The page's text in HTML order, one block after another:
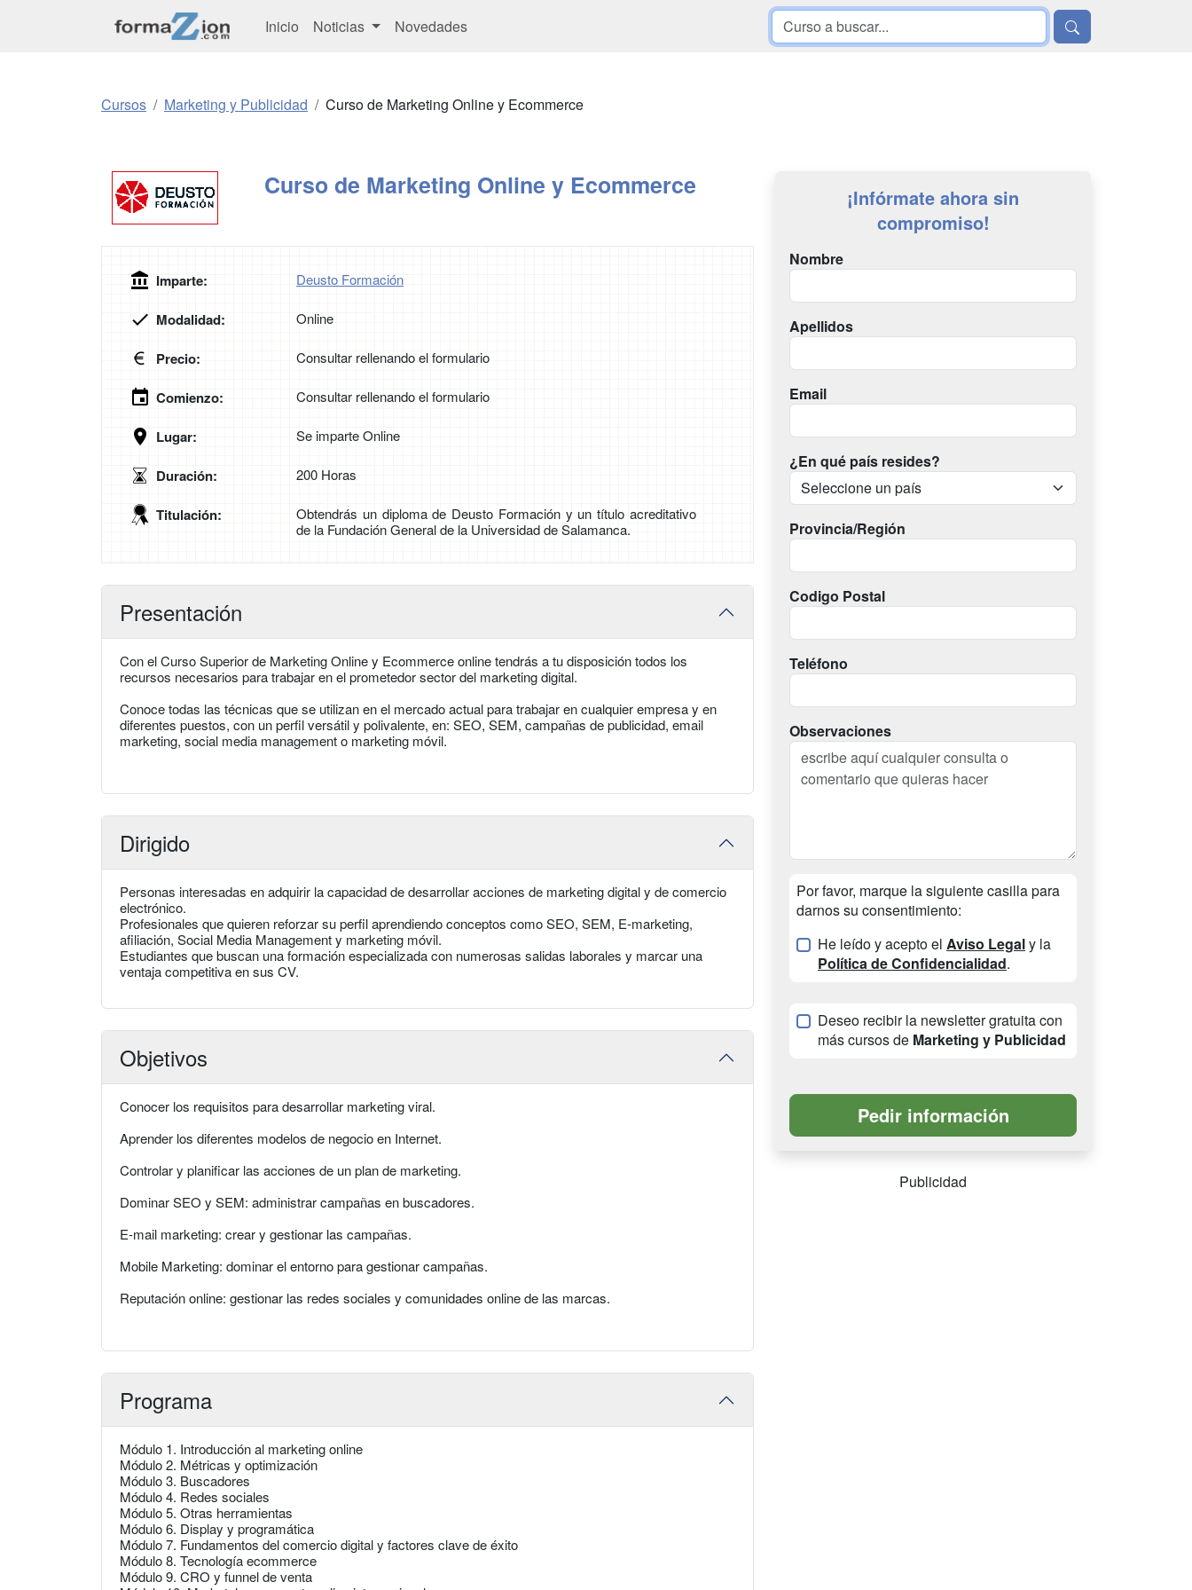
Inicio Noticias Novedades
Cursos Marketing y Publicidad Curso de Marketing Online y Ecommerce
Curso de Marketing Online y Ecommerce
Imparte: Deusto Formación
Modalidad: Online
Precio: Consultar rellenando el formulario
Comienzo: Consultar rellenando el formulario
Lugar: Se imparte Online
Duración: 200 Horas
Titulación:
Obtendrás un diploma de Deusto Formación y un título acreditativo
de la Fundación General de la Universidad de Salamanca.
Presentación
Con el Curso Superior de Marketing Online y Ecommerce online tendrás a tu disposición todos los
recursos necesarios para trabajar en el prometedor sector del marketing digital.
Conoce todas las técnicas que se utilizan en el mercado actual para trabajar en cualquier empresa y en
diferentes puestos, con un perfil versátil y polivalente, en: SEO, SEM, campañas de publicidad, email
marketing, social media management o marketing móvil.
Dirigido
Personas interesadas en adquirir la capacidad de desarrollar acciones de marketing digital y de comercio
electrónico.
Profesionales que quieren reforzar su perfil aprendiendo conceptos como SEO, SEM, E-marketing,
afiliación, Social Media Management y marketing móvil.
Estudiantes que buscan una formación especializada con numerosas salidas laborales y marcar una
ventaja competitiva en sus CV.
Objetivos
Conocer los requisitos para desarrollar marketing viral.
Aprender los diferentes modelos de negocio en Internet.
Controlar y planificar las acciones de un plan de marketing.
Dominar SEO y SEM: administrar campañas en buscadores.
E-mail marketing: crear y gestionar las campañas.
Mobile Marketing: dominar el entorno para gestionar campañas.
Reputación online: gestionar las redes sociales y comunidades online de las marcas.
Programa
Módulo 1. Introducción al marketing online
Módulo 2. Métricas y optimización
Módulo 3. Buscadores
Módulo 4. Redes sociales
Módulo 5. Otras herramientas
Módulo 6. Display y programática
Módulo 7. Fundamentos del comercio digital y factores clave de éxito
Módulo 8. Tecnología ecommerce
Módulo 9. CRO y funnel de venta
¡Infórmate ahora sin
compromiso!
Nombre
Apellidos
Email
¿En qué país resides?
Provincia/Región
Codigo Postal
Teléfono
Observaciones
Por favor, marque la siguiente casilla para
darnos su consentimiento:
He leído y acepto el Aviso Legaly la
Política de Confidencialidad.
Deseo recibir la newsletter gratuita con
más cursos de Marketing y Publicidad
Publicidad